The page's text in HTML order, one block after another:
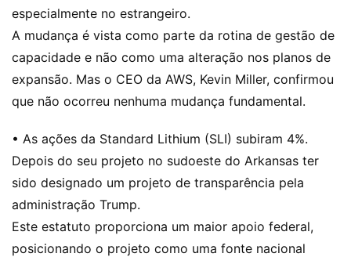
especialmente no estrangeiro.
A mudança é vista como parte da rotina de gestão de
capacidade e não como uma alteração nos planos de
expansão. Mas o CEO da AWS, Kevin Miller, confirmou
que não ocorreu nenhuma mudança fundamental.
• As ações da Standard Lithium (SLI) subiram 4%.
Depois do seu projeto no sudoeste do Arkansas ter
sido designado um projeto de transparência pela
administração Trump.
Este estatuto proporciona um maior apoio federal,
posicionando o projeto como uma fonte nacional